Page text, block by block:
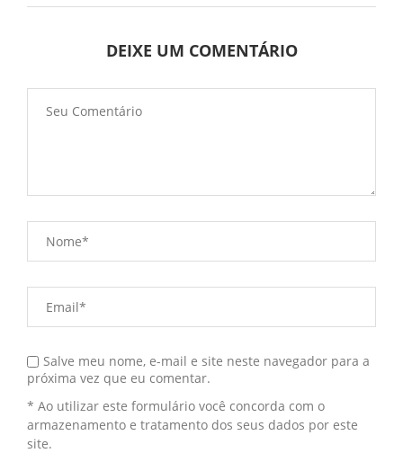
DEIXE UM COMENTÁRIO
Salve meu nome, e-mail e site neste navegador para a
próxima vez que eu comentar.
* Ao utilizar este formulário você concorda com o
armazenamento e tratamento dos seus dados por este
site.